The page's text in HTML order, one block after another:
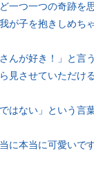
一つ一つの奇跡を
が子を抱きしめち
んが好き！」と言
見させていただけ
はない」という言
に本当に可愛いで